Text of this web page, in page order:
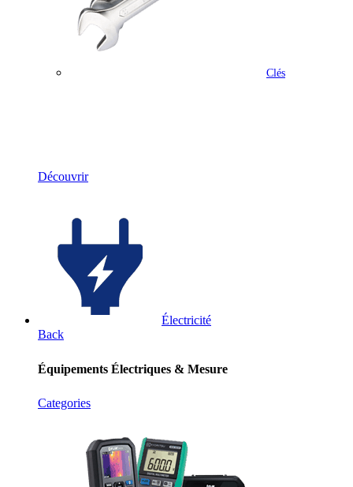
Clés
Découvrir
Électricité
Back
Équipements Électriques & Mesure
Categories